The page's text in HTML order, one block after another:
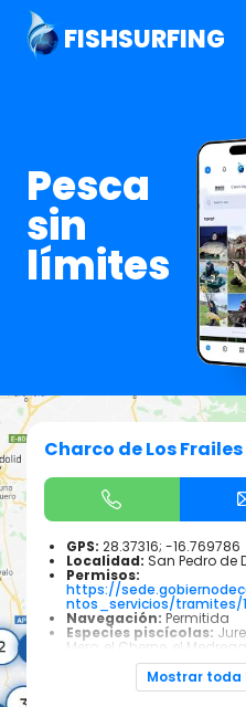
FISHSURFING
Pesca
sin
límites
Charco de Los
GPS: 28.37316; -16.769786
Localidad: San Pedro de
Permisos:
https://
ntos_servicios/tramites/
Navegación: Permitida
Especies piscícolas:
Mero, el Cherne, el
En esta zona para mí es una
pescar en Tenerife, ya que
para bañistas podrás sacar
Mostrar toda